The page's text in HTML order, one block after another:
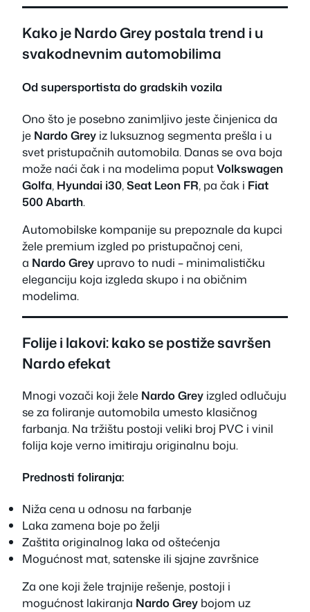
Kako je Nardo Grey postala trend i u
svakodnevnim automobilima
Od supersportista do gradskih vozila
Ono što je posebno zanimljivo jeste činjenica da
je Nardo Grey iz luksuznog segmenta prešla i u
svet pristupačnih automobila. Danas se ova boja
može naći čak i na modelima poputVolkswagen
Golfa, Hyundai i30,Seat Leon FR, pa čak i Fiat
500 Abarth.
Automobilske kompanije su prepoznale da kupci
žele premium izgled po pristupačnoj ceni,
a Nardo Grey upravo to nudi – minimalističku
eleganciju koja izgleda skupo i na običnim
modelima.
Folije i lakovi: kako se postiže savršen
Nardo efekat
Mnogi vozači koji žele Nardo Grey izgled odlučuju
se za foliranje automobila umesto klasičnog
farbanja. Na tržištu postoji veliki broj PVC i vinil
folija koje verno imitiraju originalnu boju.
Prednosti foliranja:
Niža cena u odnosu na farbanje
Laka zamena boje po želji
Zaštita originalnog laka od oštećenja
Mogućnost mat, satenske ili sjajne završnice
Za one koji žele trajnije rešenje, postoji i
mogućnost lakiranja Nardo Grey bojom uz